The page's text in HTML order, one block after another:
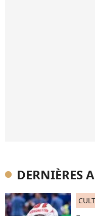
DERNIÈRES